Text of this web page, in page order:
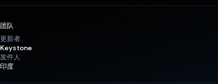
团队
更新者
Keystone
发件人
印度